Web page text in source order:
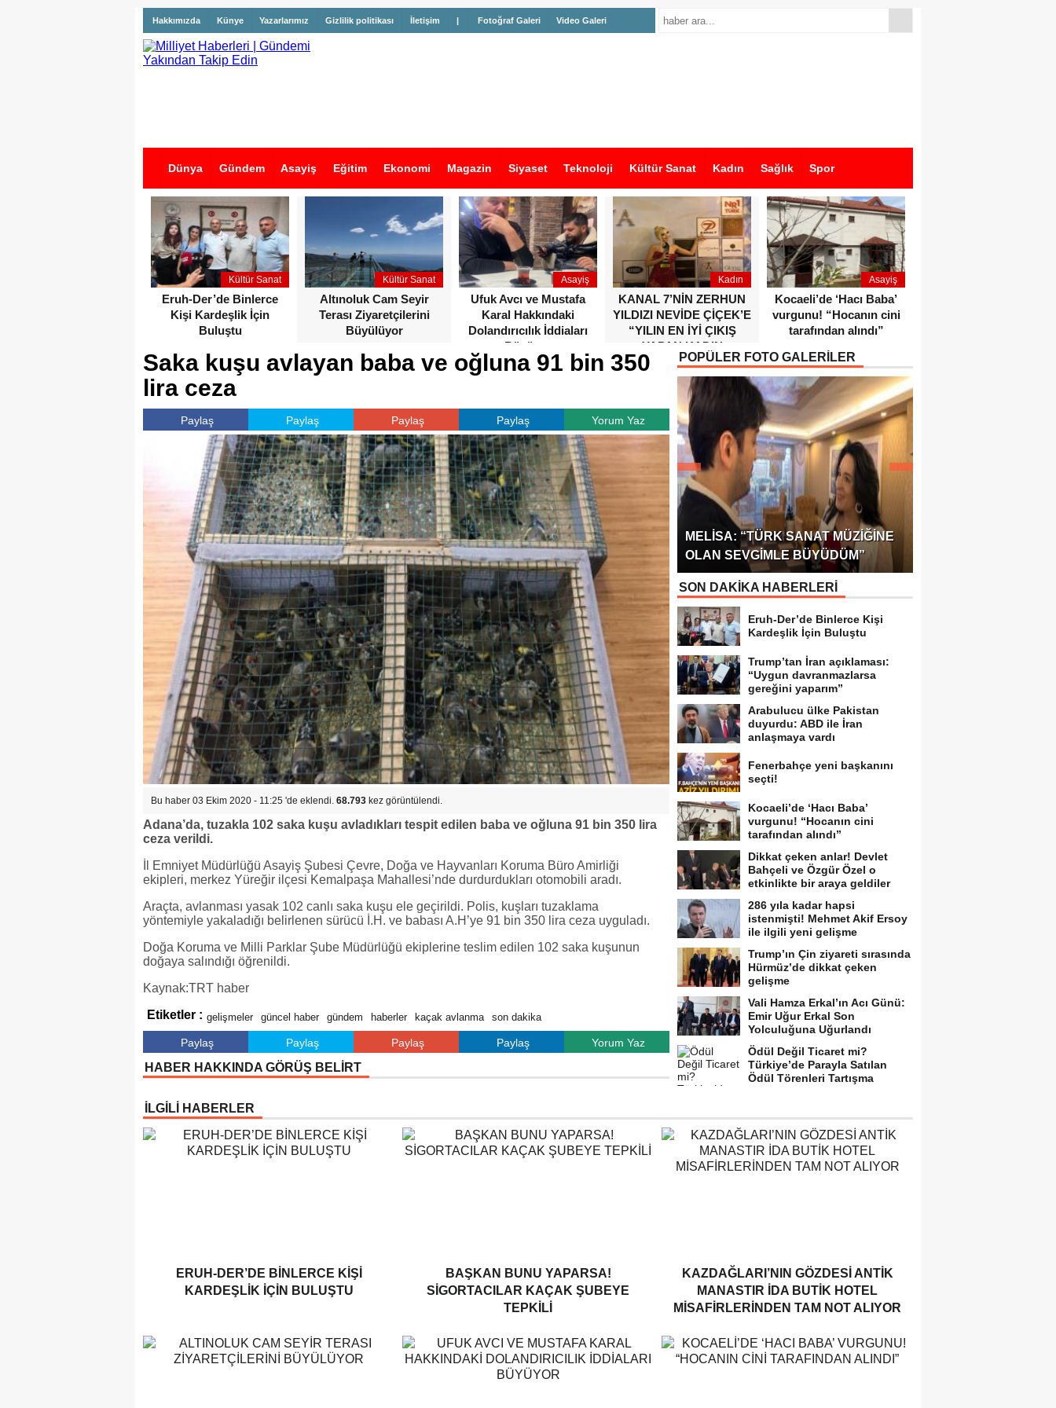
Hakkımızda Künye Yazarlarımız Gizlilik politikası İletişim | Fotoğraf Galeri Video Galeri
Dünya Gündem Asayiş Eğitim Ekonomi Magazin Siyaset Teknoloji Kültür Sanat Kadın Sağlık Spor
İş İlanları
Kültür Sanat
Eruh-Der’de Binlerce
Kişi Kardeşlik İçin
Buluştu
Kültür Sanat
Altınoluk Cam Seyir
Terası Ziyaretçilerini
Büyülüyor
Asayiş
Ufuk Avcı ve Mustafa
Karal Hakkındaki
Dolandırıcılık İddiaları
Büyüyor
Kadın
KANAL 7’NİN ZERHUN
YILDIZI NEVİDE ÇİÇEK’E
“YILIN EN İYİ ÇIKIŞ
YAPAN KADIN
OYUNCUSU” ÖDÜLÜ!
Asayiş
Kocaeli’de ‘Hacı Baba’
vurgunu! “Hocanın cini
tarafından alındı”
Saka kuşu avlayan baba ve oğluna 91 bin 350
lira ceza
Paylaş Paylaş Paylaş Paylaş Yorum Yaz
Bu haber 03 Ekim 2020 - 11:25 'de eklendi. 68.793 kez görüntülendi.
Adana’da, tuzakla 102 saka kuşu avladıkları tespit edilen baba ve oğluna 91 bin 350 lira
ceza verildi.
İl Emniyet Müdürlüğü Asayiş Şubesi Çevre, Doğa ve Hayvanları Koruma Büro Amirliği
ekipleri, merkez Yüreğir ilçesi Kemalpaşa Mahallesi’nde durdurdukları otomobili aradı.
Araçta, avlanması yasak 102 canlı saka kuşu ele geçirildi. Polis, kuşları tuzaklama
yöntemiyle yakaladığı belirlenen sürücü İ.H. ve babası A.H’ye 91 bin 350 lira ceza uyguladı.
Doğa Koruma ve Milli Parklar Şube Müdürlüğü ekiplerine teslim edilen 102 saka kuşunun
doğaya salındığı öğrenildi.
Kaynak:TRT haber
Etiketler : gelişmeler güncel haber gündem haberler kaçak avlanma son dakika
Paylaş Paylaş Paylaş Paylaş Yorum Yaz
HABER HAKKINDA GÖRÜŞ BELİRT
POPÜLER FOTO GALERİLER
MELISA: “TÜRK SANAT MÜZIĞINE
OLAN SEVGIMLE BÜYÜDÜM”
SON DAKİKA HABERLERİ
Eruh-Der’de Binlerce Kişi
Kardeşlik İçin Buluştu
Trump’tan İran açıklaması:
“Uygun davranmazlarsa
gereğini yaparım”
Arabulucu ülke Pakistan
duyurdu: ABD ile İran
anlaşmaya vardı
Fenerbahçe yeni başkanını
seçti!
Kocaeli’de ‘Hacı Baba’
vurgunu! “Hocanın cini
tarafından alındı”
Dikkat çeken anlar! Devlet
Bahçeli ve Özgür Özel o
etkinlikte bir araya geldiler
286 yıla kadar hapsi
istenmişti! Mehmet Akif Ersoy
ile ilgili yeni gelişme
Trump’ın Çin ziyareti sırasında
Hürmüz’de dikkat çeken
gelişme
Vali Hamza Erkal’ın Acı Günü:
Emir Uğur Erkal Son
Yolculuğuna Uğurlandı
Ödül Değil Ticaret mi?
Türkiye’de Parayla Satılan
Ödül Törenleri Tartışma
İLGİLİ HABERLER
ERUH-DER’DE BINLERCE KIŞI
KARDEŞLIK İÇIN BULUŞTU
BAŞKAN BUNU YAPARSA!
SIGORTACILAR KAÇAK ŞUBEYE
TEPKILI
KAZDAĞLARI’NIN GÖZDESI ANTIK
MANASTIR İDA BUTIK HOTEL
MISAFIRLERINDEN TAM NOT ALIYOR